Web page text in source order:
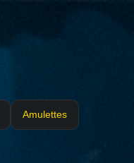
Amulettes